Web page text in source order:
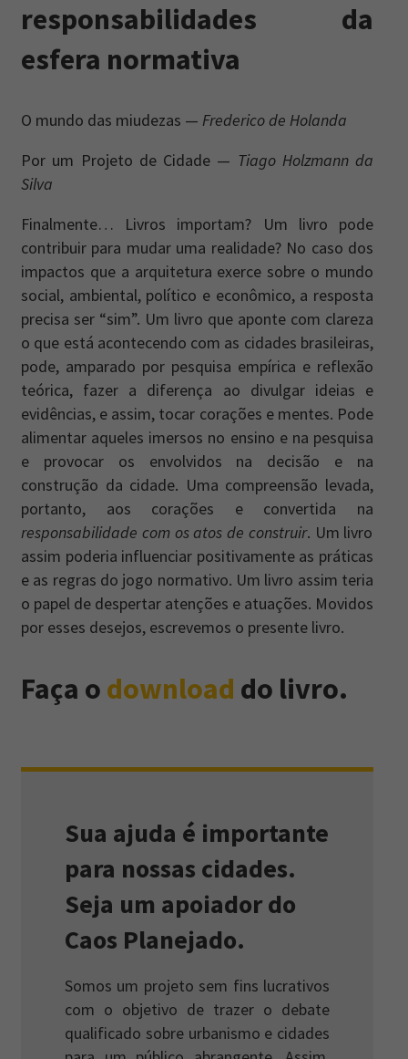
responsabilidades da
esfera normativa
O mundo das miudezas — Frederico de Holanda
Por um Projeto de Cidade — Tiago Holzmann da
Silva
Finalmente… Livros importam? Um livro pode
contribuir para mudar uma realidade? No caso dos
impactos que a arquitetura exerce sobre o mundo
social, ambiental, político e econômico, a resposta
precisa ser “sim”. Um livro que aponte com clareza
o que está acontecendo com as cidades brasileiras,
pode, amparado por pesquisa empírica e reflexão
teórica, fazer a diferença ao divulgar ideias e
evidências, e assim, tocar corações e mentes. Pode
alimentar aqueles imersos no ensino e na pesquisa
e provocar os envolvidos na decisão e na
construção da cidade. Uma compreensão levada,
portanto, aos corações e convertida na
responsabilidade com os atos de construir. Um livro
assim poderia influenciar positivamente as práticas
e as regras do jogo normativo. Um livro assim teria
o papel de despertar atenções e atuações. Movidos
por esses desejos, escrevemos o presente livro.
Faça o download do livro.
Sua ajuda é importante
para nossas cidades.
Seja um apoiador do
Caos Planejado.
Somos um projeto sem fins lucrativos
com o objetivo de trazer o debate
qualificado sobre urbanismo e cidades